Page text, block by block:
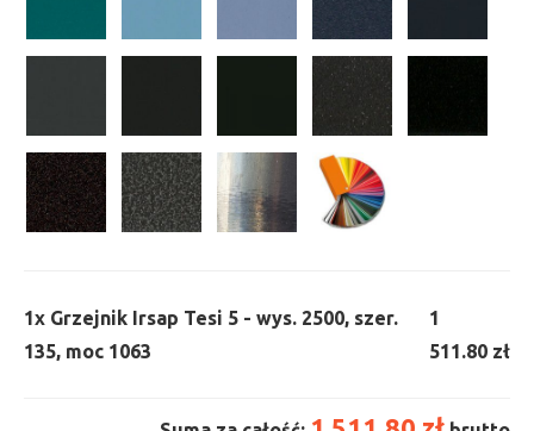
1x Grzejnik Irsap Tesi 5 - wys. 2500, szer.
135, moc 1063
1
511.80 zł